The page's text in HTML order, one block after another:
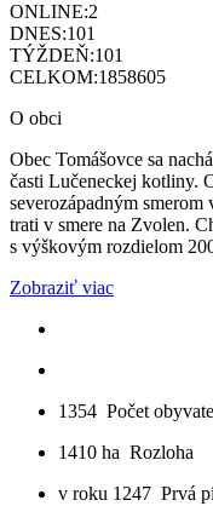
ONLINE:2
DNES:101
TÝŽDEŇ:101
CELKOM:1858605
O obci
Obec Tomášovce sa
časti Lučeneckej kotliny.
severozápadným
trati v smere na Zvolen.
s výškovým rozdielom
Zobraziť viac
1354 Počet
1410 ha Rozloha
v roku 1247 Prvá